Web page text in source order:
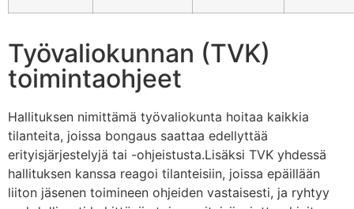
Työvaliokunnan (TVK)
toimintaohjeet
Hallituksen nimittämä työvaliokunta hoitaa kaikkia
tilanteita, joissa bongaus saattaa edellyttää
erityisjärjestelyjä tai -ohjeistusta.Lisäksi TVK yhdessä
hallituksen kanssa reagoi tilanteisiin, joissa epäillään
liiton jäsenen toimineen ohjeiden vastaisesti, ja ryhtyy